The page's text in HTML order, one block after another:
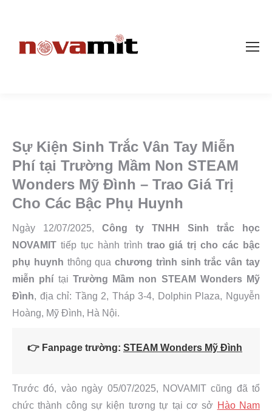
Sự Kiện Sinh Trắc Vân Tay Miễn
Phí tại Trường Mầm Non STEAM
Wonders Mỹ Đình – Trao Giá Trị
Cho Các Bậc Phụ Huynh
Ngày 12/07/2025, Công ty TNHH Sinh trắc học
NOVAMIT tiếp tục hành trình trao giá trị cho các bậc
phụ huynh thông quachương trình sinh trắc vân tay
miễn phí tại Trường Mầm non STEAM Wonders Mỹ
Đình, địa chỉ: Tầng 2, Tháp 3-4, Dolphin Plaza, Nguyễn
Hoàng, Mỹ Đình, Hà Nội.
👉 Fanpage trường: STEAM Wonders Mỹ Đình
Trước đó, vào ngày 05/07/2025, NOVAMIT cũng đã tổ
chức thành công sự kiện tương tự tại cơ sở Hào Nam